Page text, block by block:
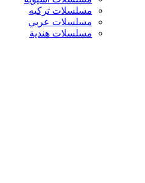
مسلسلات تركيه
مسلسلات عربي
مسلسلات هندية